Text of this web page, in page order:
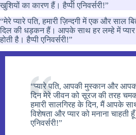
खुशियों का कारण हैं। हैप्पी एनिवर्सरी!”
“मेरे प्यारे पति, हमारी ज़िन्दगी में एक और साल
दिल की धड़कन हैं। आपके साथ हर लम्हे में प्यार
होती है। हैप्पी एनिवर्सरी!”
“प्यारे पति, आपकी मुस्कान और
दिन मेरे जीवन को सूरज की तरह
हमारी सालगिरह के दिन, मैं आपके
विशेषता और प्यार को मनाना चाहती
एनिवर्सरी!”